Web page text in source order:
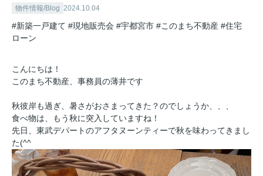
物件情報/Blog 2024.10.04
#新築一戸建て #現地販売会 #宇都宮市 #このまち不動産 #住宅
ローン
こんにちは！
このまち不動産、事務員の薄井です
秋彼岸も過ぎ、暑さがおさまってきた？のでしょうか、、、
食べ物は、もう秋に突入していますね！
先日、東武デパートのアフタヌーンティーで秋を味わってきまし
た(^^